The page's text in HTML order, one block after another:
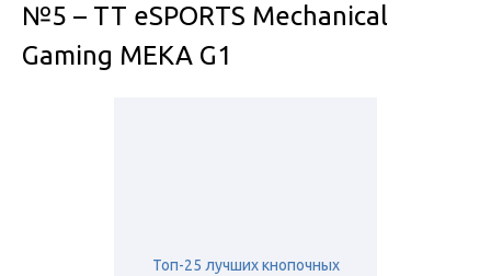
№5 – TT eSPORTS Mechanical
Gaming MEKA G1
Топ-25 лучших кнопочных